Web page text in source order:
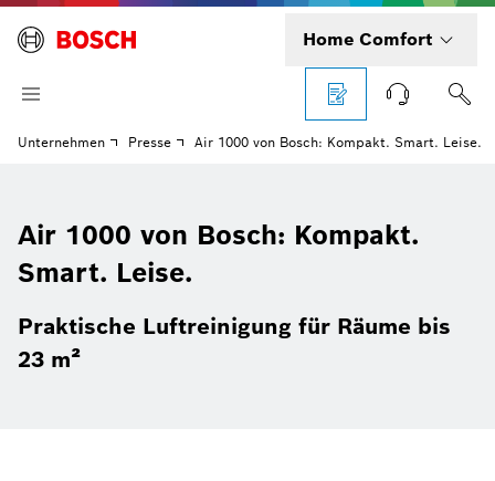
Home Comfort
Unternehmen Presse Air 1000 von Bosch: Kompakt. Smart. Leise.
Air 1000 von Bosch: Kompakt.
Smart. Leise.
Praktische Luftreinigung für Räume bis
23 m²